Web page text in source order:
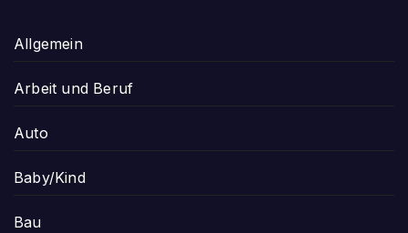
Allgemein
Arbeit und Beruf
Auto
Baby/Kind
Bau